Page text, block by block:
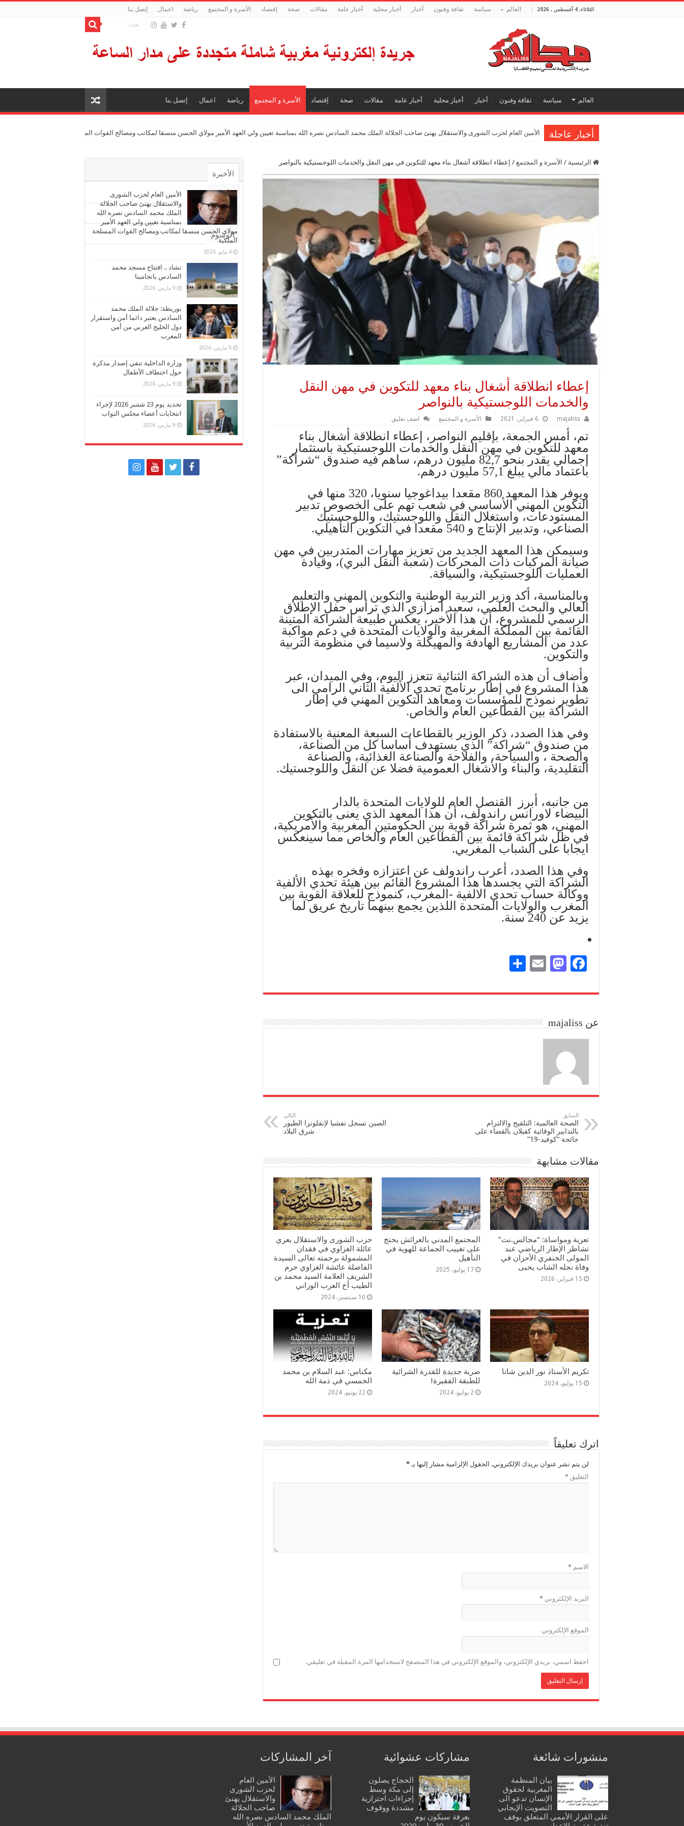
الثلاثاء, 4 أغسطس , 2026 العالم سياسة ثقافة وفنون أخبار أخبار محلية أخبار عامة مقالات صحة إقتصاد الأسرة و المجتمع رياضة اعمال إتصل بنا
العالم سياسة ثقافة وفنون أخبار أخبار محلية أخبار عامة مقالات صحة إقتصاد الأسرة و المجتمع رياضة اعمال إتصل بنا
أخبار عاجلة الأمين العام لحزب الشورى والاستقلال يهنئ صاحب الجلالة الملك محمد السادس نصره الله بمناسبة تعيين ولي العهد الأمير مولاي الحسن منسقا لمكاتب ومصالح القوات المسلحة الملكية
الرئيسية / الأسرة و المجتمع / إعطاء انطلاقة أشغال بناء معهد للتكوين في مهن النقل والخدمات اللوجستيكية بالنواصر
إعطاء انطلاقة أشغال بناء معهد للتكوين في مهن النقل
والخدمات اللوجستيكية بالنواصر
majaliss 6 فبراير، 2021 الأسرة و المجتمع اضف تعليق
تم، أمس الجمعة، بإقليم النواصر، إعطاء انطلاقة أشغال بناء
معهد للتكوين في مهن النقل والخدمات اللوجستيكية باستثمار
إجمالي يقدر بنحو 82,7 مليون درهم، ساهم فيه صندوق “شراكة”
باعتماد مالي يبلغ 57,1 مليون درهم.
ويوفر هذا المعهد 860 مقعدا بيداغوجيا سنويا، 320 منها في
التكوين المهني الأساسي في شعب تهم على الخصوص تدبير
المستودعات، واستغلال النقل واللوجستيك، واللوجستيك
الصناعي، وتدبير الإنتاج و 540 مقعدا في التكوين التأهيلي.
وسيمكن هذا المعهد الجديد من تعزيز مهارات المتدربين في مهن
صيانة المركبات ذات المحركات (شعبة النقل البري)، وقيادة
العمليات اللوجستيكية، والسياقة.
وبالمناسبة، أكد وزير التربية الوطنية والتكوين المهني والتعليم
العالي والبحث العلمي، سعيد أمزازي الذي ترأس حفل الإطلاق
الرسمي للمشروع، أن هذا الأخير، يعكس طبيعة الشراكة المتينة
القائمة بين المملكة المغربية والولايات المتحدة في دعم مواكبة
عدد من المشاريع الهادفة والمهيكلة ولاسيما في منظومة التربية
والتكوين.
وأضاف أن هذه الشراكة الثنائية تتعزز اليوم، وفي الميدان، عبر
هذا المشروع في إطار برنامج تحدي الألفية الثاني الرامي الى
تطوير نموذج للمؤسسات ومعاهد التكوين المهني في إطار
الشراكة بين القطاعين العام والخاص.
وفي هذا الصدد، ذكر الوزير بالقطاعات السبعة المعنية بالاستفادة
من صندوق “شراكة” الذي يستهدف أساسا كل من الصناعة،
والصحة ، والسياحة، والفلاحة والصناعة الغذائية، والصناعة
التقليدية، والبناء والأشغال العمومية فضلا عن النقل واللوجستيك.
من جانبه، أبرز القنصل العام للولايات المتحدة بالدار
البيضاء لاورانس راندولف، أن هذا المعهد الذي يعنى بالتكوين
المهني، هو ثمرة شراكة قوية بين الحكومتين المغربية والأمريكية،
في ظل شراكة قائمة بين القطاعين العام والخاص مما سينعكس
ايجابا على الشباب المغربي.
وفي هذا الصدد، أعرب راندولف عن اعتزازه وفخره بهذه
الشراكة التي يجسدها هذا المشروع القائم بين هيئة تحدي الألفية
ووكالة حساب تحدي الالفية -المغرب، كنموذج للعلاقة القوية بين
المغرب والولايات المتحدة اللذين يجمع بينهما تاريخ عريق لما
يزيد عن 240 سنة.
Fa
bo
M
to
n
E
ail
re
عن majaliss
السابق
الصحة العالمية: التلقيح والالتزام
بالتدابير الوقائية كفيلان بالقضاء على
جائحة “كوفيد-19”
التالي
الصين تسجل تفشيا لإنفلونزا الطيور
شرق البلاد
مقالات مشابهة
تعزية ومواساة: “مجالس.نت”
تشاطر الإطار الرياضي عبد
المولى الخنفري الأحزان في
وفاة نجله الشاب يحيى
15 فبراير، 2026
المجتمع المدني بالعرائش يحتج
على تغييب الجماعة للهوية في
التأهيل
17 يوليو، 2025
حزب الشورى والاستقلال يعزي
عائلة الغزاوي في فقدان
المشمولة برحمته تعالى السيدة
الفاضلة عائشة الغزاوي حرم
الشريف العلامة السيد محمد بن
الطيب أخ العرب الوزاني
10 سبتمبر، 2024
تكريم الأستاذ نور الدين شانا
15 يوليو، 2024
ضربة جديدة للقدرة الشرائية
للطبقة الفقيرة!
2 يوليو، 2024
مكناس: عبد السلام بن محمد
الخمسي في ذمة الله
22 يونيو، 2024
اترك تعليقاً
لن يتم نشر عنوان بريدك الإلكتروني. الحقول الإلزامية مشار إليها بـ*
التعليق *
الاسم *
البريد الإلكتروني *
الموقع الإلكتروني
احفظ اسمي، بريدي الإلكتروني، والموقع الإلكتروني في هذا المتصفح لاستخدامها المرة المقبلة في تعليقي.
الأخيرة
الأشهر
تعليقات
الوسوم
الأمين العام لحزب الشورى
والاستقلال يهنئ صاحب الجلالة
الملك محمد السادس نصره الله
بمناسبة تعيين ولي العهد الأمير
مولاي الحسن منسقا لمكاتب ومصالح القوات المسلحة
الملكية
4 مايو، 2026
تشاد .. افتتاح مسجد محمد
السادس بانجامينا
9 مارس، 2026
بوريطة: جلالة الملك محمد
السادس يعتبر دائما أمن واستقرار
دول الخليج العربي من أمن
المغرب
9 مارس، 2026
وزارة الداخلية تنفي إصدار مذكرة
حول اختطاف الأطفال
9 مارس، 2026
تحديد يوم 23 شتنبر 2026 لإجراء
انتخابات أعضاء مجلس النواب
9 مارس، 2026
منشورات شائعة
بيان المنظمة
المغربية لحقوق
الإنسان تدعو الى
التصويت الإيجابي
على القرار الأممي المتعلق بوقف
مشاركات عشوائية
الحجاج يصلون
إلى مكة وسط
إجراءات احترازية
مشددة ووقوف
بعرفة سيكون يوم
آخر المشاركات
الأمين العام
لحزب الشورى
والاستقلال يهنئ
صاحب الجلالة
الملك محمد السادس نصره الله